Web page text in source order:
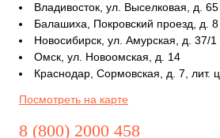
Владивосток, ул. Выселковая, д. 65
Балашиха, Покровский проезд, д. 8
Новосибирск, ул. Амурская, д. 37/1
Омск, ул. Новоомская, д. 14
Краснодар, Сормовская, д. 7, лит. ц
Посмотреть на карте
8 (800) 2000 458